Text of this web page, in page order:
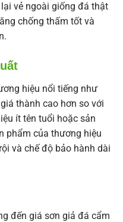
vẻ ngoài giống đá thật
chống thấm tốt và
hiệu nổi tiếng như
thành cao hơn so với
ít tên tuổi hoặc sản
phẩm của thương hiệu
và chế độ bảo hành dài
đến giá sơn giả đá cẩm